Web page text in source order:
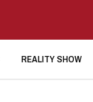
REALITY SHOW